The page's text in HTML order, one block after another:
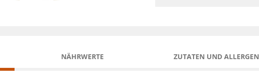
NÄHRWERTE ZUTATEN UND